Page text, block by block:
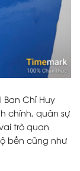
Chỉ Huy
chính, quân sự
trò quan
bền cũng như